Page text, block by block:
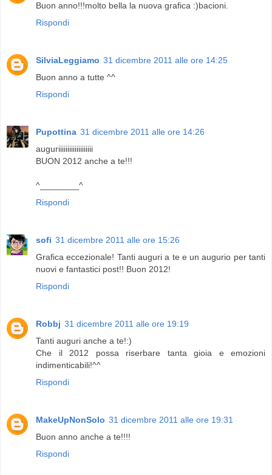
Buon anno!!!molto bella la nuova grafica :)bacioni.
Rispondi
SilviaLeggiamo 31 dicembre 2011 alle ore 14:25
Buon anno a tutte ^^
Rispondi
Pupottina 31 dicembre 2011 alle ore 14:26
auguriiiiiiiiiiiiiiiiiii
BUON 2012 anche a te!!!
^________^
Rispondi
sofi 31 dicembre 2011 alle ore 15:26
Grafica eccezionale! Tanti auguri a te e un augurio per tanti
nuovi e fantastici post!! Buon 2012!
Rispondi
Robbj 31 dicembre 2011 alle ore 19:19
Tanti auguri anche a te!:)
Che il 2012 possa riserbare tanta gioia e emozioni
indimenticabili!^^
Rispondi
MakeUpNonSolo 31 dicembre 2011 alle ore 19:31
Buon anno anche a te!!!!
Rispondi